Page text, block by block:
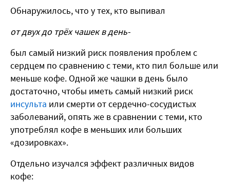
Обнаружилось, что у тех, кто выпивал
от двух до трёх чашек в день-
был самый низкий риск появления проблем с
сердцем по сравнению с теми, кто пил больше или
меньше кофе. Одной же чашки в день было
достаточно, чтобы иметь самый низкий риск
инсульта или смерти от сердечно-сосудистых
заболеваний, опять же в сравнении с теми, кто
употреблял кофе в меньших или больших
«дозировках».
Отдельно изучался эффект различных видов
кофе: